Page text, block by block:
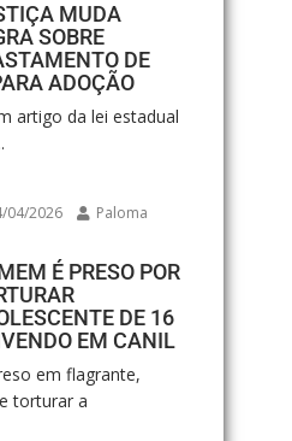
MUDA
SOBRE
DE
ADOÇÃO
artigo da lei estadual
04/2026
Paloma
É PRESO POR
DE 16
EM CANIL
em flagrante,
torturar a